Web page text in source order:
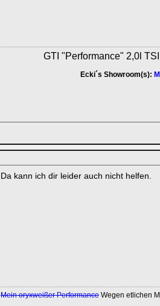
GTI "Performance" 2,0l
Ecki´s Showroom(s):
Da kann ich dir leider auch nicht helfen.
Mein oryxweißer Performance Wegen etlichen